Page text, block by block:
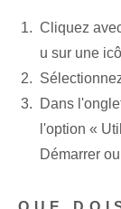
Cliquez
u sur une
Dans
l'option «
Démarrer